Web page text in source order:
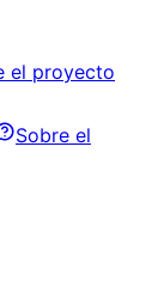
el proyecto
Sobre el